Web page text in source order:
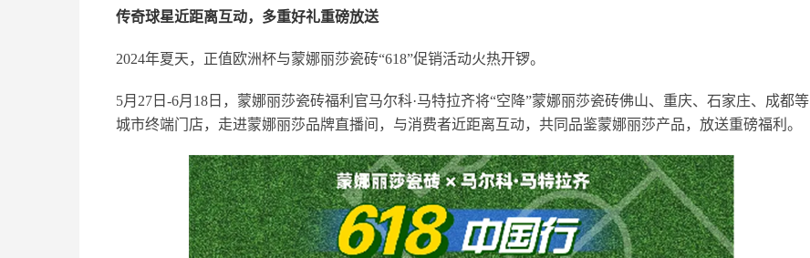
传奇球星近距离互动，多重好礼重磅放送
2024年夏天，正值欧洲杯与蒙娜丽莎瓷砖“618”促销活动火热开锣。
5月27日-6月18日，蒙娜丽莎瓷砖福利官马尔科·马特拉齐将“空降”蒙娜丽莎瓷砖佛山、重庆、石家庄、成都等
城市终端门店，走进蒙娜丽莎品牌直播间，与消费者近距离互动，共同品鉴蒙娜丽莎产品，放送重磅福利。